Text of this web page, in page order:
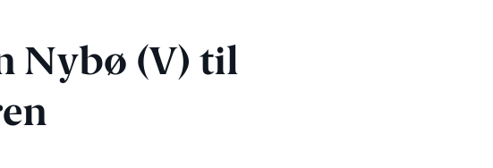
Nybø (V) til